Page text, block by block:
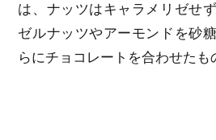
は、ナッツはキャラメリゼせ
ゼルナッツやアーモンドを砂
らにチョコレートを合わせたも